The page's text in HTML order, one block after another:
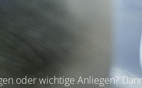
oder wichtige Anliegen?